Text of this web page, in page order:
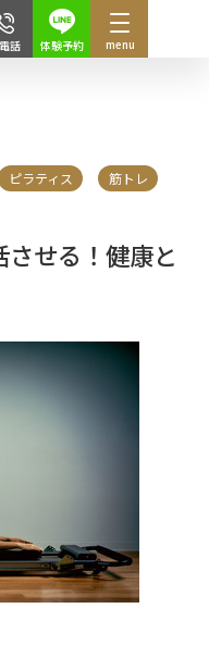
話 体験予約 menu
ピラティス
筋トレ
せる！健康と